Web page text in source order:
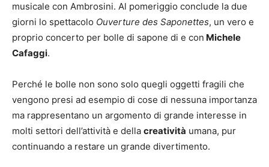
musicale con Ambrosini. Al pomeriggio conclude la due
giorni lo spettacolo Ouverture des Saponettes, un vero e
proprio concerto per bolle di sapone di e con Michele
Cafaggi.
Perché le bolle non sono solo quegli oggetti fragili che
vengono presi ad esempio di cose di nessuna importanza
ma rappresentano un argomento di grande interesse in
molti settori dell’attività e della creatività umana, pur
continuando a restare un grande divertimento.